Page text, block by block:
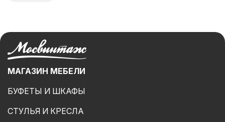
МАГАЗИН МЕБЕЛИ
БУФЕТЫ И ШКАФЫ
СТУЛЬЯ И КРЕСЛА